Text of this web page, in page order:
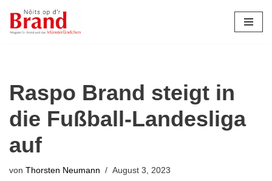
Zum
Raspo Brand steigt in
die Fußball-Landesliga
auf
von Thorsten Neumann August 3, 2023